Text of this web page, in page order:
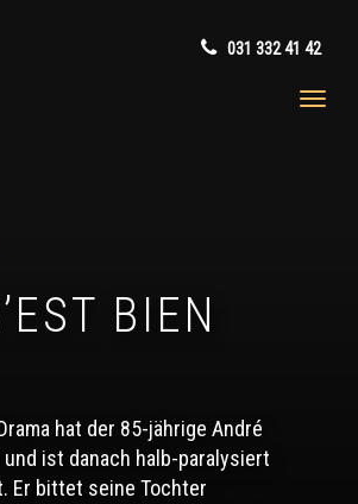
031 332 41 42
BIEN
hat der 85-jährige André
ist danach halb-paralysiert
Er bittet seine Tochter